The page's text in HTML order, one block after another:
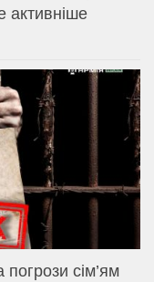
активніше
погрози сім’ям